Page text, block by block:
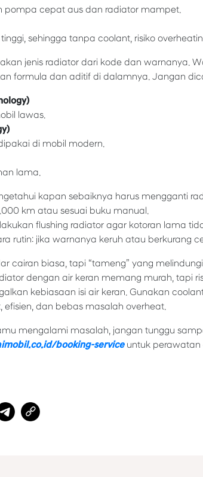
pompa cepat aus dan radiator mampet.
sehingga tanpa coolant, risiko
jenis radiator dari kode dan warnanya.
formula dan aditif di dalamnya. Jangan
lawas.
di mobil modern.
lama.
kapan sebaiknya harus mengganti
km atau sesuai buku manual.
flushing radiator agar kotoran lama
rutin: jika warnanya keruh atau berkurang
cairan biasa, tapi “tameng” yang
dengan air keran memang murah, tapi
kebiasaan isi air keran. Gunakan
dan bebas masalah overheat.
mengalami masalah, jangan tunggu
booking-serviceuntuk perawatan